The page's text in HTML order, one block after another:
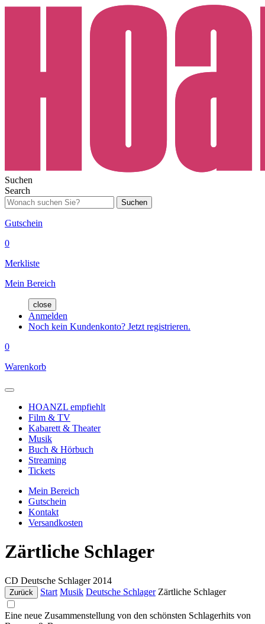
Suchen
Search
Suchen
Gutschein
0
Merkliste
Mein Bereich
close
Anmelden
Noch kein Kundenkonto? Jetzt registrieren.
0
Warenkorb
HOANZL empfiehlt
Film & TV
Kabarett & Theater
Musik
Buch & Hörbuch
Streaming
Tickets
Mein Bereich
Gutschein
Kontakt
Versandkosten
Zärtliche Schlager
CD Deutsche Schlager 2014
Zurück Start Musik Deutsche Schlager Zärtliche Schlager
Eine neue Zusammenstellung von den schönsten Schlagerhits von